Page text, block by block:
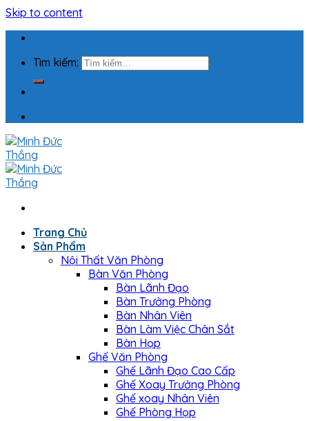
Skip to content
Tìm kiếm:
Trang Chủ
Sản Phẩm
Nội Thất Văn Phòng
Bàn Văn Phòng
Bàn Lãnh Đạo
Bàn Trưởng Phòng
Bàn Nhân Viên
Bàn Làm Việc Chân Sắt
Bàn Họp
Ghế Văn Phòng
Ghế Lãnh Đạo Cao Cấp
Ghế Xoay Trưởng Phòng
Ghế xoay Nhân Viên
Ghế Phòng Họp